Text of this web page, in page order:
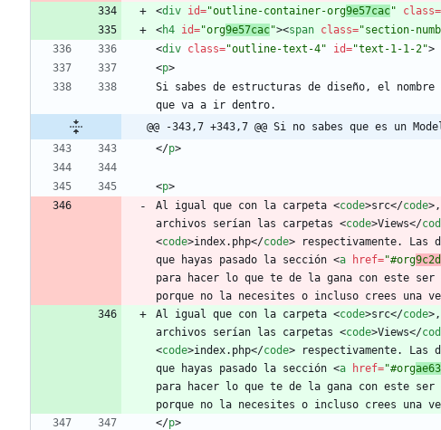
<div id="outline-container-org9e57cac" class=
<h4 id="org9e57cac"><span class="section-
<div class="outline-text-4" id="text-1-1-2">
<p>
Si sabes de estructuras de diseño, el
que va a ir dentro.
@@ -343,7 +343,7 @@ Si no sabes que es un
</p>
<p>
Al igual que con la carpeta <code>src</code>
archivos serían las carpetas <code>Views</
<code>index.php</code> respectivamente. Las
que hayas pasado la sección <a href="#org
para hacer lo que te de la gana con este
porque no la necesites o incluso crees una
Al igual que con la carpeta <code>src</code>
archivos serían las carpetas <code>Views</
<code>index.php</code> respectivamente. Las
que hayas pasado la sección <a href="#org
para hacer lo que te de la gana con este
porque no la necesites o incluso crees una
</p>